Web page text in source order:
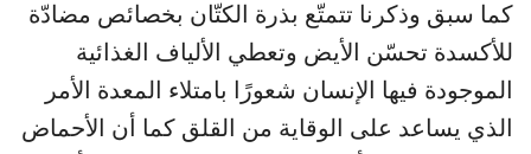
كما سبق وذكرنا تتمتّع بذرة الكتّان بخصائص مضادّة
للأكسدة تحسّن الأيض وتعطي الألياف الغذائية
الموجودة فيها الإنسان شعورًا بامتلاء المعدة الأمر
الذي يساعد على الوقاية من القلق كما أن الأحماض